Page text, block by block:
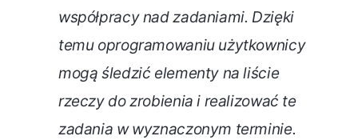
współpracy nad zadaniami. Dzięki
temu oprogramowaniu użytkownicy
mogą śledzić elementy na liście
rzeczy do zrobienia i realizować te
zadania w wyznaczonym terminie.